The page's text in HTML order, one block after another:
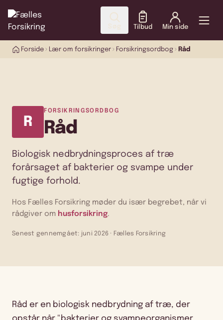
Søg Tilbud Min side
Forside Lær om forsikringer Forsikringsordbog Råd
R
FORSIKRINGSORDBOG
Råd
Biologisk nedbrydningsproces af træ
forårsaget af bakterier og svampe under
fugtige forhold.
Hos Fælles Forsikring møder du især begrebet, når vi
rådgiver om husforsikring.
Senest gennemgået: juni 2026 · Fælles Forsikring
Råd er en biologisk nedbrydning af træ, der